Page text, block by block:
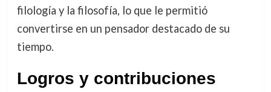
filología y la filosofía, lo que le permitió
convertirse en un pensador destacado de su
tiempo.
Logros y contribuciones